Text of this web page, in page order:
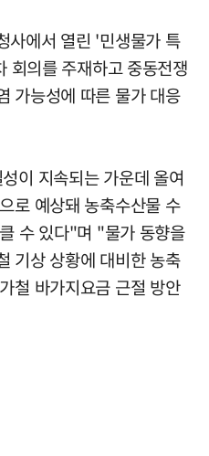
사에서 열린 '민생물가 특
회의를 주재하고 중동전쟁
가능성에 따른 물가 대응
이 지속되는 가운데 올여
로 예상돼 농축수산물 수
수 있다"며 "물가 동향을
기상 상황에 대비한 농축
철 바가지요금 근절 방안